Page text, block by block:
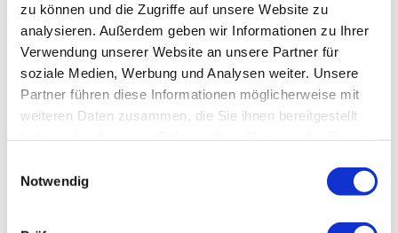
zu können und die Zugriffe auf unsere Website zu
analysieren. Außerdem geben wir Informationen zu Ihrer
Verwendung unserer Website an unsere Partner für
soziale Medien, Werbung und Analysen weiter. Unsere
Partner führen diese Informationen möglicherweise mit
weiteren Daten zusammen, die Sie ihnen bereitgestellt
Notwendig
sind allergikerfreundlicher
schützen Mensch und Produkt
lassen sich bei moderner
Produktion trotzdem komfortabel
an- und ausziehen
entsprechen den aktuellen